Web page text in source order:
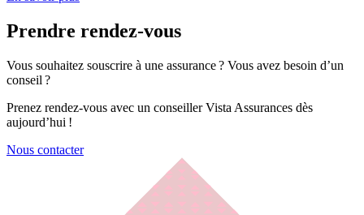
Prendre rendez-vous
Vous souhaitez souscrire à une assurance ? Vous avez besoin d’un
conseil ?
Prenez rendez-vous avec un conseiller Vista Assurances dès
aujourd’hui !
Nous contacter